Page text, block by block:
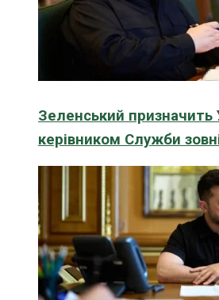
Зеленський призначить
керівником Служби